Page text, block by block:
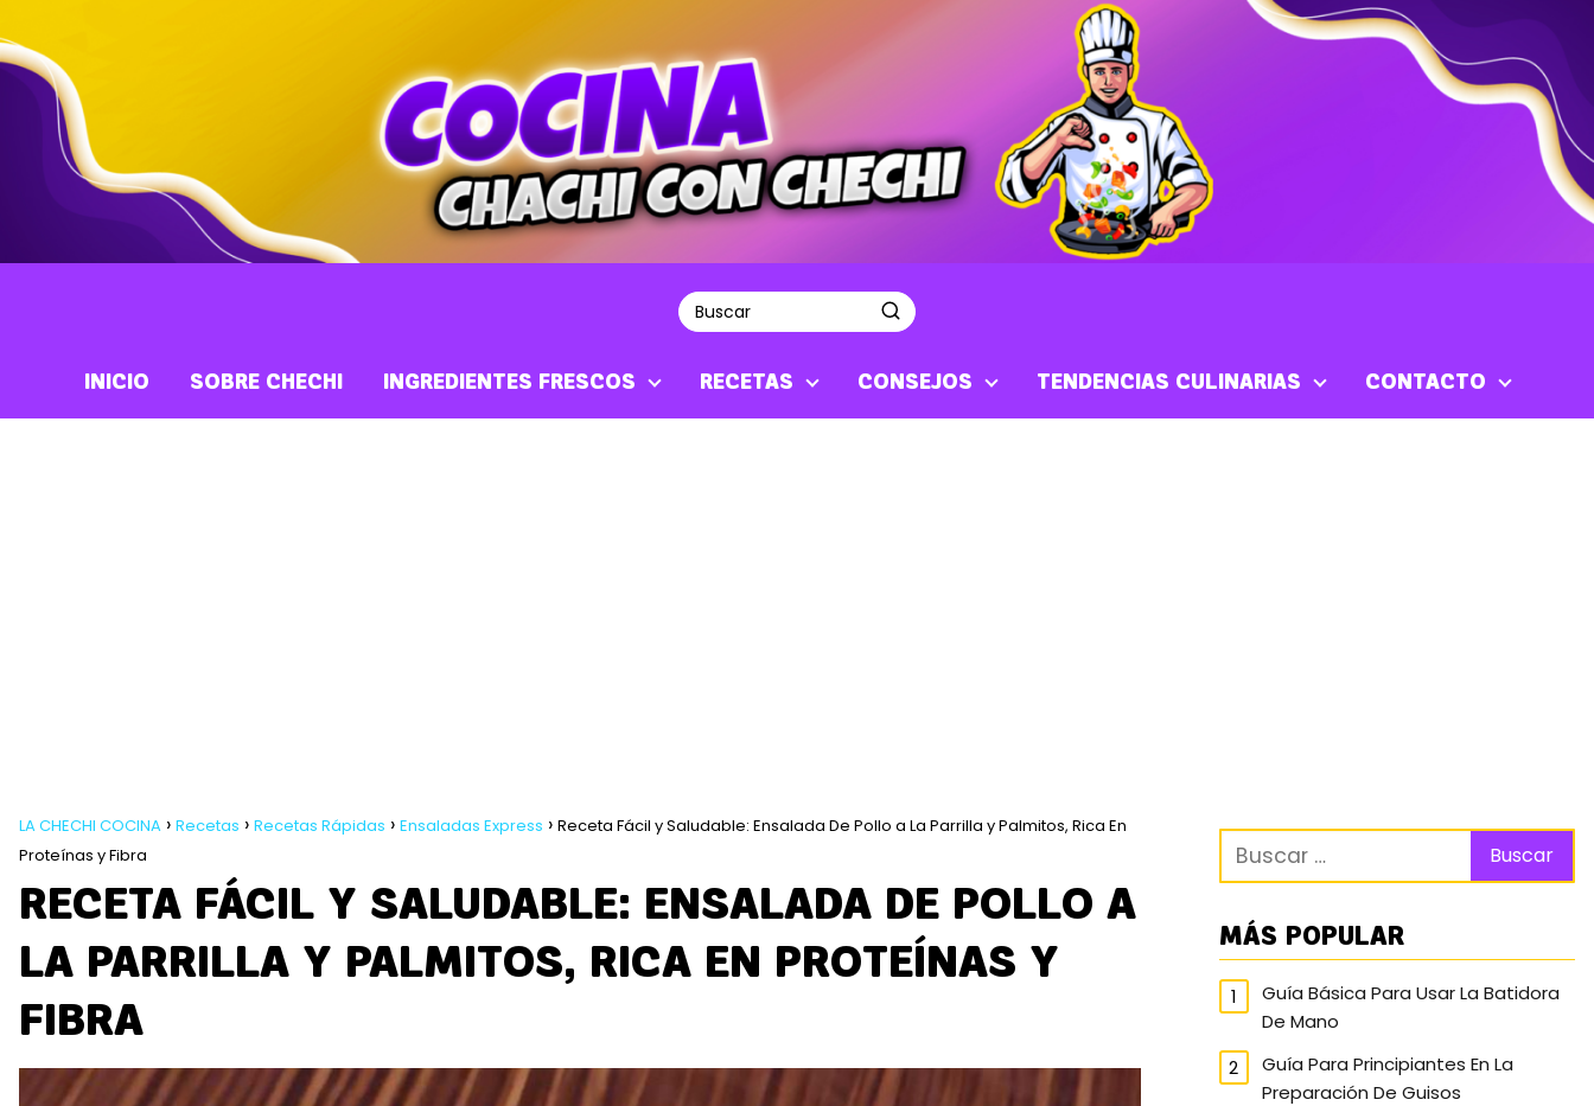
INICIO SOBRE CHECHI INGREDIENTES FRESCOS RECETAS CONSEJOS TENDENCIAS CULINARIAS CONTACTO
LA CHECHI COCINA Recetas Recetas Rápidas Ensaladas Express
Receta Fácil y Saludable: Ensalada De Pollo a La Parrilla y Palmitos, Rica En
Proteínas y Fibra
RECETA FÁCIL Y SALUDABLE: ENSALADA DE POLLO A
LA PARRILLA Y PALMITOS, RICA EN PROTEÍNAS Y
FIBRA
MÁS POPULAR
Guía Básica Para Usar La Batidora
De Mano
Guía Para Principiantes En La
Preparación De Guisos